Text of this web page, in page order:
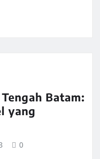
Batam:
yang
0